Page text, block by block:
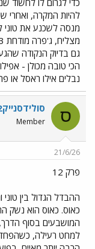
להיות המקרה, ואחרי
מנסה לשכנע את טוני
גם בדיוק הנקודה
נבלים אילו ראסל או
ס סולידסנייק2
Member
21/6/26
פרק 12
ההבדל הגדול בין
כאוס. כאוס הוא נשק
המושבעים בסוף הדרך,
למחט רעילה,